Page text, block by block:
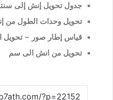
جدول تحويل إنش إلى
تحويل وحدات الطول من
قياس إطار صور – تحويل
تحويل من انش الى سم